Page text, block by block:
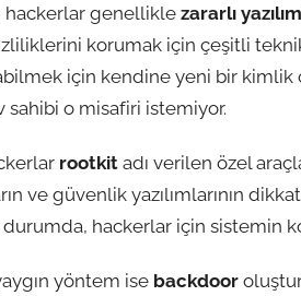
hackerlar genelliklezararlı
korumak için çeşitli
için kendine yeni bir kimlik
sahibi o misafiri istemiyor.
rootkit adı verilen özel
ve güvenlik yazılımlarının
durumda, hackerlar için sistemin
yöntem ise backdoor